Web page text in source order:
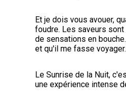
Et je dois vous avouer,
foudre. Les saveurs
de sensations en
et qu'il me fasse voyager.
Le Sunrise de la Nuit,
une expérience intense